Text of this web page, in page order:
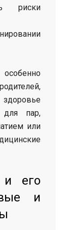
риски
для пар,
или
и его
и